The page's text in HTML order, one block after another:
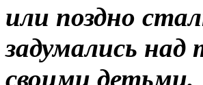
или поздно
задумались
своими детьми.